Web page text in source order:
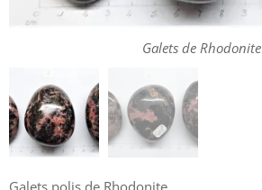
Galets de Rhodonite
Galets polis de Rhodonite